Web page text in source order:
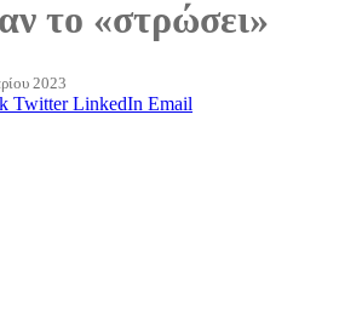
το «στρώσει»
2023
Twitter LinkedIn Email